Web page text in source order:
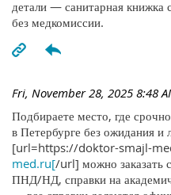
детали — санитарная книжка
без медкомиссии.
Fri, November 28, 2025 8:48
Подбираете место, где
в Петербурге без ожидания
[url=https://doktor-smajl-
med.ru[/url] можно заказать
ПНД/НД, справки на